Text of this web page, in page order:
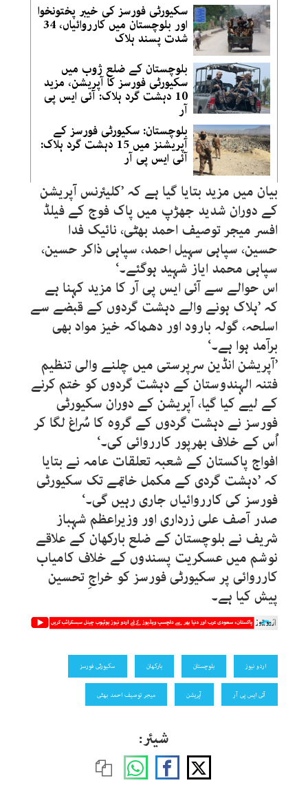
سکیورٹی فورسز کی خیبر پختونخوا
اور بلوچستان میں کارروائیاں، 34
شدت پسند ہلاک
بلوچستان کے ضلع ژوب میں
سکیورٹی فورسز کا آپریشن، مزید
10 دہشت گرد ہلاک: آئی ایس پی
آر
بلوچستان: سکیورٹی فورسز کے
آپریشنز میں 15 دہشت گرد ہلاک:
آئی ایس پی آر
بیان میں مزید بتایا گیا ہے کہ ’کلیئرنس آپریشن
کے دوران شدید جھڑپ میں پاک فوج کے فیلڈ
افسر میجر توصیف احمد بھٹی، نائیک فدا
حسین، سپاہی سہیل احمد، سپاہی ذاکر حسین،
سپاہی محمد ایاز شہید ہوگئے۔‘
اس حوالے سے آئی ایس پی آر کا مزید کہنا ہے
کہ ’ہلاک ہونے والے دہشت گردوں کے قبضے سے
اسلحہ، گولہ بارود اور دھماکہ خیز مواد بھی
برآمد ہوا ہے۔‘
’آپریشن انڈین سرپرستی میں چلنے والی تنظیم
فتنہ الہندوستان کے دہشت گردوں کو ختم کرنے
کے لیے کیا گیا، آپریشن کے دوران سکیورٹی
فورسز نے دہشت گردوں کے گروہ کا سُراغ لگا کر
اُس کے خلاف بھرپور کارروائی کی۔‘
افواج پاکستان کے شعبہ تعلقات عامہ نے بتایا
کہ ’دہشت گردی کے مکمل خاتمے تک سکیورٹی
فورسز کی کارروائیاں جاری رہیں گی۔‘
صدر آصف علی زرداری اور وزیراعظم شہباز
شریف نے بلوچستان کے ضلع بارکھان کے علاقے
نوشم میں عسکریت پسندوں کے خلاف کامیاب
کارروائی پر سکیورٹی فورسز کو خراجِ تحسین
پیش کیا ہے۔
اردو نیوز بلوچستان بارکھان سکیورٹی فورسز
آئی ایس پی آر آپریشن میجر توصیف احمد بھٹی
شیئر: